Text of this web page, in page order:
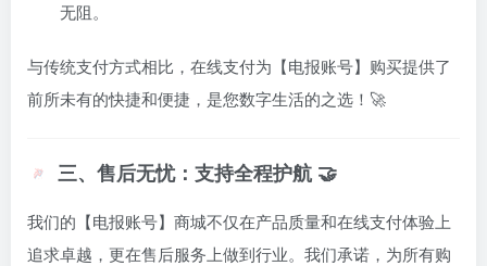
无阻。
与传统支付方式相比，在线支付为【电报账号】购买提供了
前所未有的快捷和便捷，是您数字生活的之选！🚀
三、售后无忧：支持全程护航 🤝
我们的【电报账号】商城不仅在产品质量和在线支付体验上
追求卓越，更在售后服务上做到行业。我们承诺，为所有购